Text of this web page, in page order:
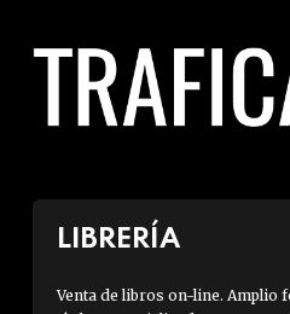
LIBRERÍA
Venta de libros on-line. Amplio